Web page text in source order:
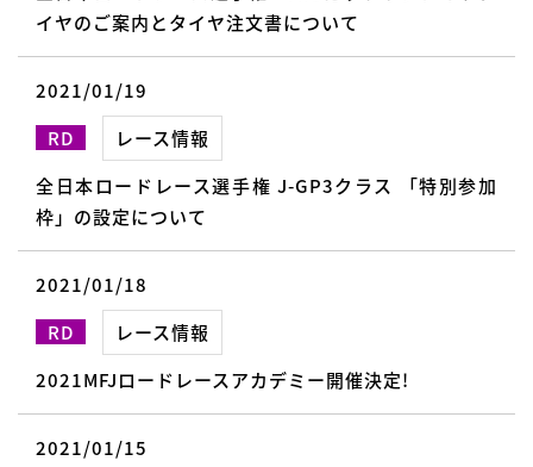
イヤのご案内とタイヤ注文書について
2021/01/19
RD
レース情報
全日本ロードレース選手権 J-GP3クラス 「特別参加
枠」の設定について
2021/01/18
RD
レース情報
2021MFJロードレースアカデミー開催決定!
2021/01/15